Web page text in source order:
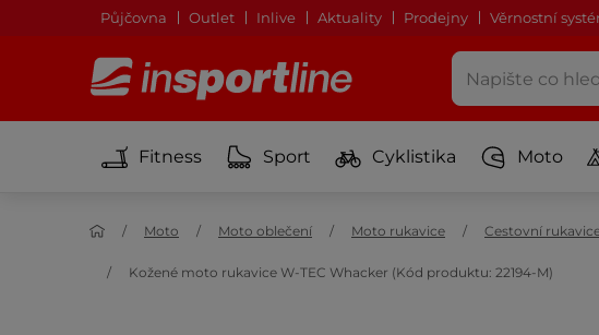
Půjčovna Outlet Inlive Aktuality Prodejny Věrnostní
Fitness Sport Cyklistika Moto
Moto Moto oblečení Moto rukavice Cestovní
Kožené moto rukavice W-TEC Whacker (Kód produktu: 22194-M)